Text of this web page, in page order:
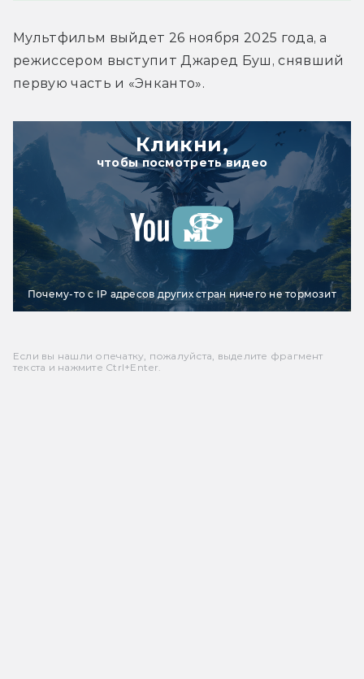
Мультфильм выйдет 26 ноября 2025 года, а
режиссером выступит Джаред Буш, снявший
первую часть и «Энканто».
Кликни,
чтобы посмотреть видео
Почему-то с IP адресов других стран ничего не тормозит
Если вы нашли опечатку, пожалуйста, выделите фрагмент
текста и нажмите Ctrl+Enter.